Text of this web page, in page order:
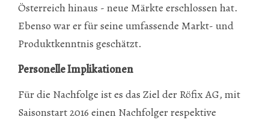
Österreich hinaus - neue Märkte erschlossen hat.
Ebenso war er für seine umfassende Markt- und
Produktkenntnis geschätzt.
Personelle Implikationen
Für die Nachfolge ist es das Ziel der Röfix AG, mit
Saisonstart 2016 einen Nachfolger respektive